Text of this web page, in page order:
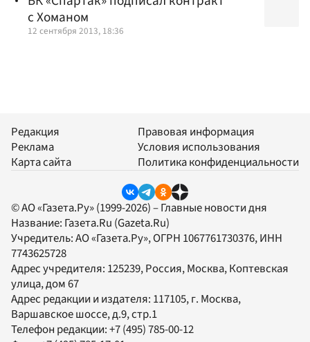
с Хоманом
12 сентября 2013, 18:36
Редакция
Реклама
Карта сайта
Правовая информация
Условия использования
Политика конфиденциальности
© АО «Газета.Ру» (1999-2026) – Главные новости дня
Название: Газета.Ru (Gazeta.Ru)
Учредитель:АО «Газета.Ру», ОГРН 1067761730376, ИНН
7743625728
Адрес учредителя: 125239, Россия, Москва, Коптевская
улица, дом 67
Адрес редакции и издателя: 117105, г. Москва,
Варшавское шоссе, д.9, стр.1
Телефон редакции:+7 (495) 785-00-12